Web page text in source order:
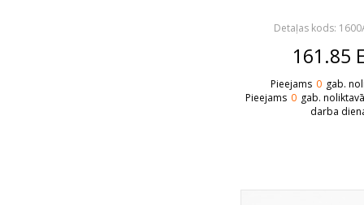
Detaļas kods:
161.85
Pieejams 0 gab.
Pieejams 0 gab.
darba